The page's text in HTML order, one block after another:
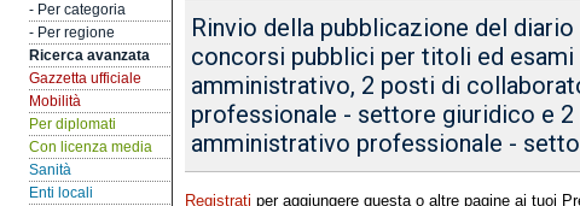
- Per categoria
- Per regione
Ricerca avanzata
Gazzetta ufficiale
Mobilità
Per diplomati
Con licenza media
Sanità
Enti locali
Rinvio della pubblicazione del
concorsi pubblici per titoli ed
amministrativo, 2 posti di
professionale - settore giuridico e
amministrativo professionale -
Registrati per aggiungere questa o altre pagine ai tuoi